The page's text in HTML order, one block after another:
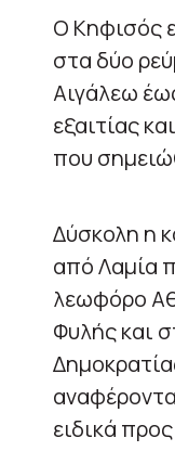
Ο Κηφισός
στα δύο
Αιγάλεω
εξαιτίας
που
Δύσκολη η
από Λαμία
λεωφόρο
Φυλής και
ειδικά